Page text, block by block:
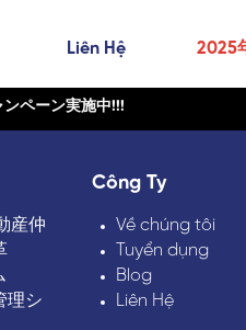
Liên Hệ 2025
ペーン実施中!!!
産仲
理シ
Công Ty
Về chúng tôi
Tuyển dụng
Blog
Liên Hệ